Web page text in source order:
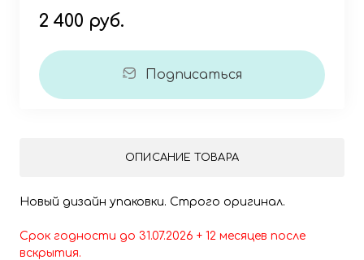
2 400 руб.
Подписаться
ОПИСАНИЕ ТОВАРА
Новый дизайн упаковки. Строго оригинал.
Срок годности до 31.07.2026 + 12 месяцев после
вскрытия.